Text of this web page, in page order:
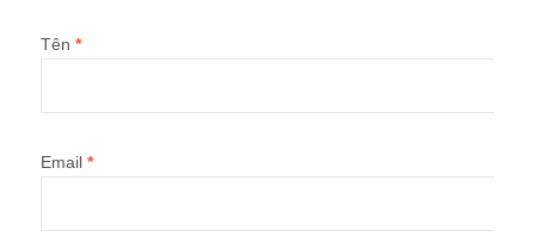
Tên *
Email *